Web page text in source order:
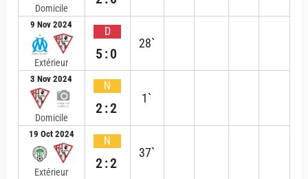
Domicile
9 Nov 2024
Extérieur
D
5:0
28`
3 Nov 2024
Domicile
N
2:2
1`
19 Oct 2024
Extérieur
N
2:2
37`